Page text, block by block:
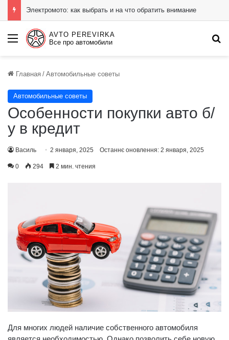
Электромото: как выбрать и на что обратить внимание
Menu
AVTO PEREVIRKA
Все про автомобили
Главная / Автомобильные советы
Автомобильные советы
Особенности покупки авто б/
у в кредит
Василь 2 января, 2025 Останнє оновлення: 2 января, 2025
0 294 2 мин. чтения
Для многих людей наличие собственного автомобиля